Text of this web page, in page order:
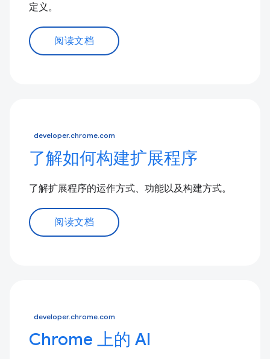
定义。
阅读文档
developer.chrome.com
了解如何构建扩展程序
了解扩展程序的运作方式、功能以及构建方式。
阅读文档
developer.chrome.com
Chrome 上的 AI